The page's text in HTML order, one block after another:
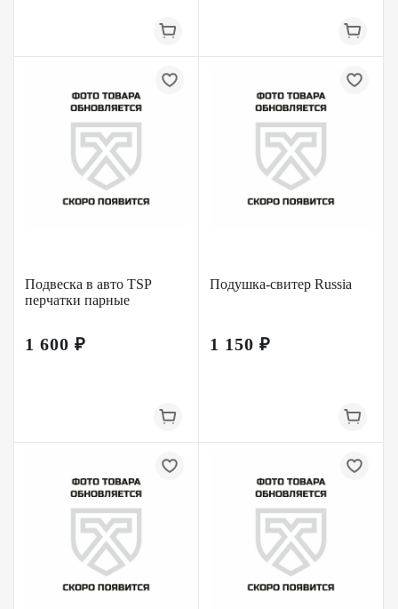
Подвеска в авто TSP
перчатки парные
1 600 ₽
Подушка-свитер Russia
1 150 ₽